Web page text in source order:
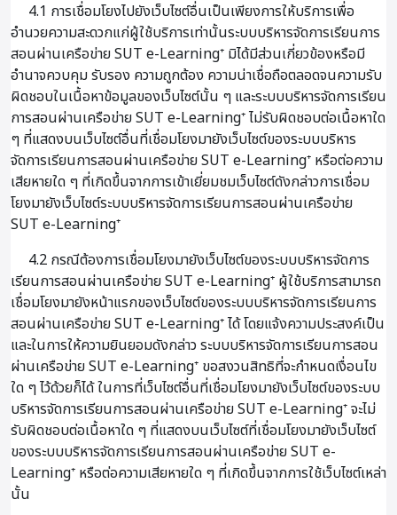
4.1 การเชื่อมโยงไปยังเว็บไซต์อื่นเป็นเพียงการให้บริการเพื่อ
อำนวยความสะดวกแก่ผู้ใช้บริการเท่านั้นระบบบริหารจัดการเรียนการ
สอนผ่านเครือข่าย SUT e-Learning⁺ มิได้มีส่วนเกี่ยวข้องหรือมี
อำนาจควบคุม รับรอง ความถูกต้อง ความน่าเชื่อถือตลอดจนความรับ
ผิดชอบในเนื้อหาข้อมูลของเว็บไซต์นั้น ๆ และระบบบริหารจัดการเรียน
การสอนผ่านเครือข่าย SUT e-Learning⁺ ไม่รับผิดชอบต่อเนื้อหาใด
ๆ ที่แสดงบนเว็บไซต์อื่นที่เชื่อมโยงมายังเว็บไซต์ของระบบบริหาร
จัดการเรียนการสอนผ่านเครือข่าย SUT e-Learning⁺ หรือต่อความ
เสียหายใด ๆ ที่เกิดขึ้นจากการเข้าเยี่ยมชมเว็บไซต์ดังกล่าวการเชื่อม
โยงมายังเว็บไซต์ระบบบริหารจัดการเรียนการสอนผ่านเครือข่าย
SUT e-Learning⁺
4.2 กรณีต้องการเชื่อมโยงมายังเว็บไซต์ของระบบบริหารจัดการ
เรียนการสอนผ่านเครือข่าย SUT e-Learning⁺ ผู้ใช้บริการสามารถ
เชื่อมโยงมายังหน้าแรกของเว็บไซต์ของระบบบริหารจัดการเรียนการ
สอนผ่านเครือข่าย SUT e-Learning⁺ ได้ โดยแจ้งความประสงค์เป็น
และในการให้ความยินยอมดังกล่าว ระบบบริหารจัดการเรียนการสอน
ผ่านเครือข่าย SUT e-Learning⁺ ขอสงวนสิทธิที่จะกำหนดเงื่อนไข
ใด ๆ ไว้ด้วยก็ได้ ในการที่เว็บไซต์อื่นที่เชื่อมโยงมายังเว็บไซต์ของระบบ
บริหารจัดการเรียนการสอนผ่านเครือข่าย SUT e-Learning⁺ จะไม่
รับผิดชอบต่อเนื้อหาใด ๆ ที่แสดงบนเว็บไซต์ที่เชื่อมโยงมายังเว็บไซต์
ของระบบบริหารจัดการเรียนการสอนผ่านเครือข่าย SUT e-
Learning⁺ หรือต่อความเสียหายใด ๆ ที่เกิดขึ้นจากการใช้เว็บไซต์เหล่า
นั้น